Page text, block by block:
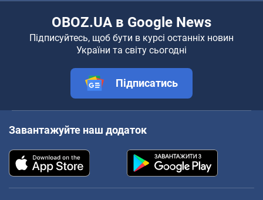
OBOZ.UA в Google News
Підписуйтесь, щоб бути в курсі останніх новин
України та світу сьогодні
Підписатись
Завантажуйте наш додаток